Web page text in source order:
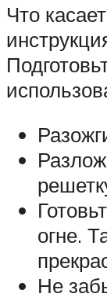
Что
огне.
Не